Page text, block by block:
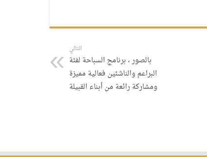
التالي
بالصور ، برنامج السباحة لفئة
البراعم والناشئين فعالية مميزة
ومشاركة رائعة من أبناء القبيلة